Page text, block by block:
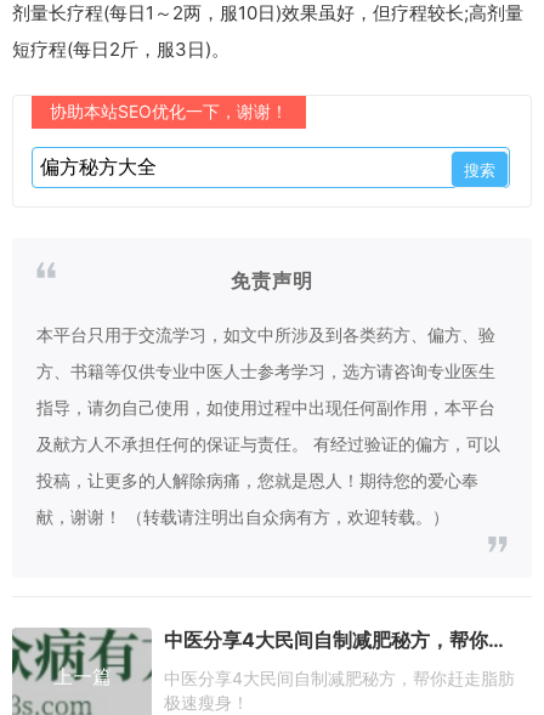
剂量长疗程(每日1～2两，服10日)效果虽好，但疗程较长;高剂量
短疗程(每日2斤，服3日)。
协助本站SEO优化一下，谢谢！
免责声明
本平台只用于交流学习，如文中所涉及到各类药方、偏方、验
方、书籍等仅供专业中医人士参考学习，选方请咨询专业医生
指导，请勿自己使用，如使用过程中出现任何副作用，本平台
及献方人不承担任何的保证与责任。 有经过验证的偏方，可以
投稿，让更多的人解除病痛，您就是恩人！期待您的爱心奉
献，谢谢！ （转载请注明出自众病有方，欢迎转载。）
上一篇
中医分享4大民间自制减肥秘方，帮你赶走脂肪极速瘦身！
中医分享4大民间自制减肥秘方，帮你赶走脂肪
极速瘦身！